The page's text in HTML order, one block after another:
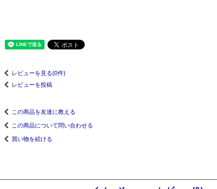
レビューを見る(0件)
レビューを投稿
この商品を友達に教える
この商品について問い合わせる
買い物を続ける